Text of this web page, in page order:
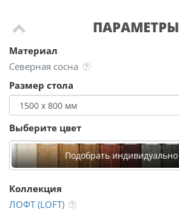
ПАРАМЕТРЫ
Материал
Северная сосна
Размер стола
Выберите цвет
Подобрать индивидуально
Коллекция
ЛОФТ (LOFT)